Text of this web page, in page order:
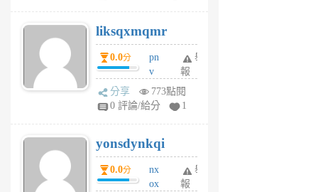
6
個
月
前
liksqxmqmr
0.0分
pn
v
wt
sv
6
個
月
前
舉
報
分享
773點閱
0 評論/給分
1
yonsdynkqi
0.0分
nx
ox
舉
報